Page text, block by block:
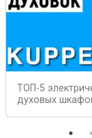
ТОП-5
духовых